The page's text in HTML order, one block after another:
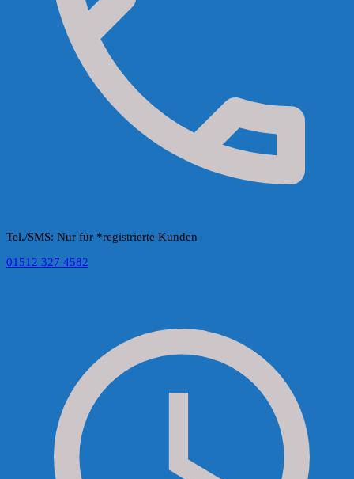
Tel./SMS: Nur für *registrierte Kunden
01512 327 4582